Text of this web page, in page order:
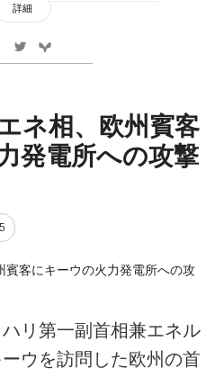
詳細
ネ相、欧州賓客
発電所への攻撃
リ第一副首相兼エネル
ウを訪問した欧州の首